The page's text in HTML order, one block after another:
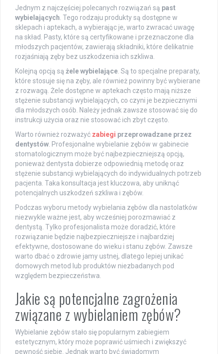
Jednym z najczęściej polecanych rozwiązań są past
wybielających . Tego rodzaju produkty są dostępne w
sklepach i aptekach, a wybierając je, warto zwracać uwagę
na skład. Pasty, które są certyfikowane i przeznaczone dla
młodszych pacjentów, zawierają składniki, które delikatnie
rozjaśniają zęby bez uszkodzenia ich szkliwa.
Kolejną opcją są żele wybielające . Są to specjalne preparaty,
które stosuje się na zęby, ale również powinny być wybierane
z rozwagą. Żele dostępne w aptekach często mają niższe
stężenie substancji wybielających, co czyni je bezpiecznymi
dla młodszych osób. Należy jednak zawsze stosować się do
instrukcji użycia oraz nie stosować ich zbyt często.
Warto również rozważyć zabiegi przeprowadzane przez
dentystów . Profesjonalne wybielanie zębów w gabinecie
stomatologicznym może być najbezpieczniejszą opcją,
ponieważ dentysta dobierze odpowiednią metodę oraz
stężenie substancji wybielających do indywidualnych potrzeb
pacjenta. Taka konsultacja jest kluczowa, aby uniknąć
potencjalnych uszkodzeń szkliwa i zębów.
Podczas wyboru metody wybielania zębów dla nastolatków
niezwykle ważne jest, aby wcześniej porozmawiać z
dentystą. Tylko profesjonalista może doradzić, które
rozwiązanie będzie najbezpieczniejsze i najbardziej
efektywne, dostosowane do wieku i stanu zębów. Zawsze
warto dbać o zdrowie jamy ustnej, dlatego lepiej unikać
domowych metod lub produktów niezbadanych pod
względem bezpieczeństwa.
Jakie są potencjalne zagrożenia
związane z wybielaniem zębów?
Wybielanie zębów stało się popularnym zabiegiem
estetycznym, który może poprawić uśmiech i zwiększyć
pewność siebie. Jednak warto być świadomym